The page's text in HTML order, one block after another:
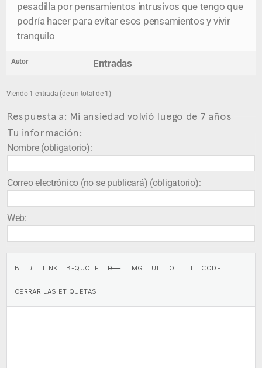
pesadilla por pensamientos intrusivos que tengo que
podría hacer para evitar esos pensamientos y vivir
tranquilo
Autor Entradas
Viendo 1 entrada (de un total de 1)
Respuesta a: Mi ansiedad volvió luego de 7 años
Tu información:
Nombre (obligatorio):
Correo electrónico (no se publicará) (obligatorio):
Web: